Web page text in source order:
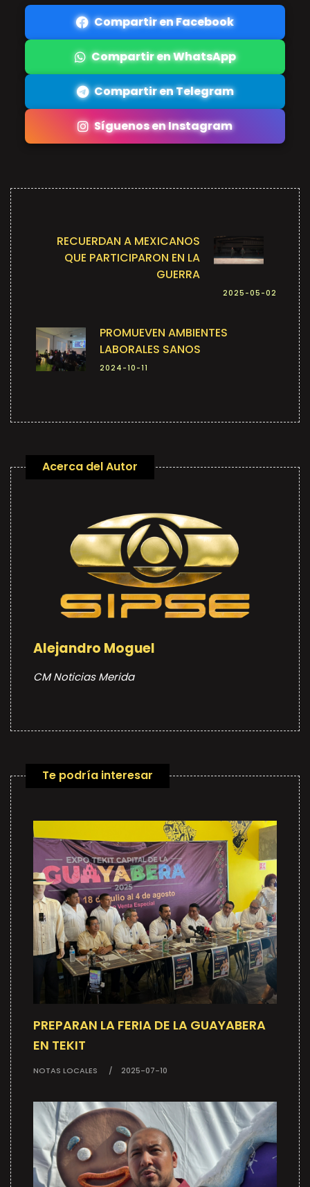
Compartir en Facebook
Compartir en WhatsApp
Compartir en Telegram
Síguenos en Instagram
RECUERDAN A MEXICANOS
QUE PARTICIPARON EN LA
GUERRA
2025-05-02
PROMUEVEN AMBIENTES
LABORALES SANOS
2024-10-11
Acerca del Autor
Alejandro Moguel
CM Noticias Merida
Te podría interesar
PREPARAN LA FERIA DE LA GUAYABERA
EN TEKIT
NOTAS LOCALES 2025-07-10